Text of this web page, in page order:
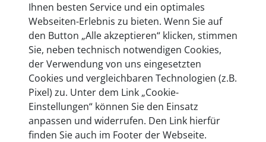
In den Kfz-Diagnosegeräten von autoaid stecken
mehr als 10 Jahre Erfahrung, und auch in Zukunft
entwickeln wir unsere Produkte am Standort in
Berlin laufend weiter. Auf diese Qualität vertrauen
heute mehr als 60.000 Privatkunden und
Unternehmen.
Ihnen besten Service und ein optimales
Webseiten-Erlebnis zu bieten. Wenn Sie auf
den Button „Alle akzeptieren“ klicken, stimmen
Sie, neben technisch notwendigen Cookies,
der Verwendung von uns eingesetzten
Cookies und vergleichbaren Technologien (z.B.
Pixel) zu. Unter dem Link „Cookie-
Einstellungen“ können Sie den Einsatz
anpassen und widerrufen. Den Link hierfür
finden Sie auch im Footer der Webseite.